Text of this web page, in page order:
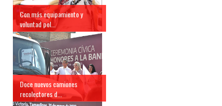
Con más equipamiento y
voluntad pol...
Doce nuevos camiones
recolectores d...